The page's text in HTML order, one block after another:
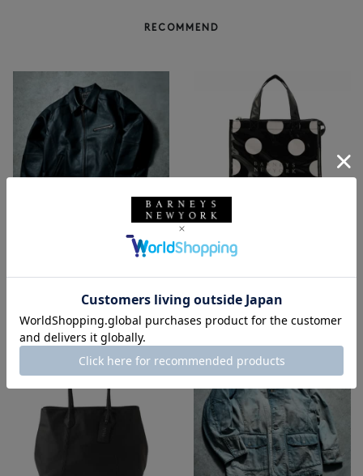
RECOMMEND
ELLM ホースレザーブルゾン
¥165,000
NEW
グ／ドット柄
¥6,600